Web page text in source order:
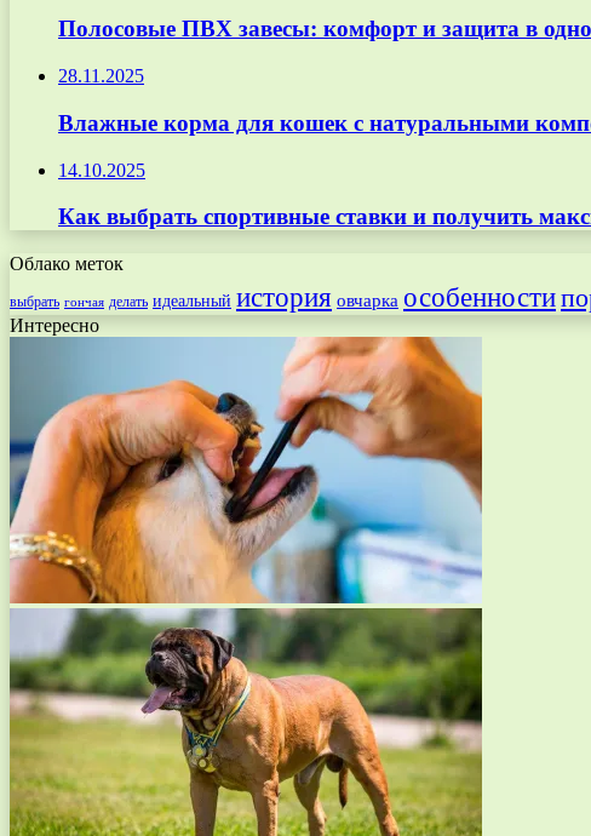
Полосовые ПВХ завесы: комфорт и защита в
28.11.2025
Влажные корма для кошек с натуральными
14.10.2025
Как выбрать спортивные ставки и получить
Облако меток
выбрать гончая делать идеальный история овчарка особенности
Интересно